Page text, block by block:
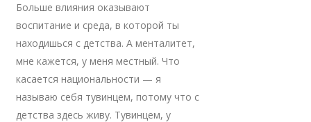
Больше влияния оказывают
воспитание и среда, в которой ты
находишься с детства. А менталитет,
мне кажется, у меня местный. Что
касается национальности — я
называю себя тувинцем, потому что с
детства здесь живу. Тувинцем, у